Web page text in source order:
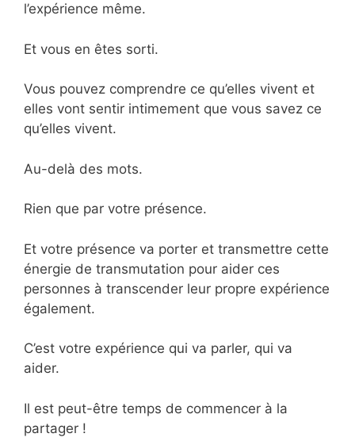
l’expérience même.
Et vous en êtes sorti.
Vous pouvez comprendre ce qu’elles vivent et
elles vont sentir intimement que vous savez ce
qu’elles vivent.
Au-delà des mots.
Rien que par votre présence.
Et votre présence va porter et transmettre cette
énergie de transmutation pour aider ces
personnes à transcender leur propre expérience
également.
C’est votre expérience qui va parler, qui va
aider.
Il est peut-être temps de commencer à la
partager !